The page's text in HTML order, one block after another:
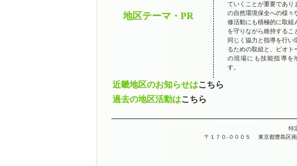
地区テーマ・PR
ていくことが重要であり
の自然環境保全への様々
修活動にも積極的に取組
を守りながら維持するこ
同じく協力と指導を行
るための取組と、ビオト
の現場にも技能指導を
す。
近畿地区のお知らせはこちら
過去の地区活動はこちら
特
〒１７０-０００５
東京都豊島区